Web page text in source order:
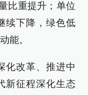
比重提升；单位
续下降，绿色低
能。
化改革、推进中
新征程深化生态